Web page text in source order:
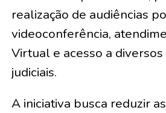
realização de audiências
videoconferência,
Virtual e acesso a
judiciais.
A iniciativa busca reduzir